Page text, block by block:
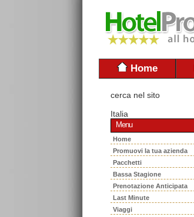
Home
cerca nel sito
Italia
Menu
Home
Promuovi la tua azienda
Pacchetti
Bassa Stagione
Prenotazione Anticipata
Last Minute
Viaggi